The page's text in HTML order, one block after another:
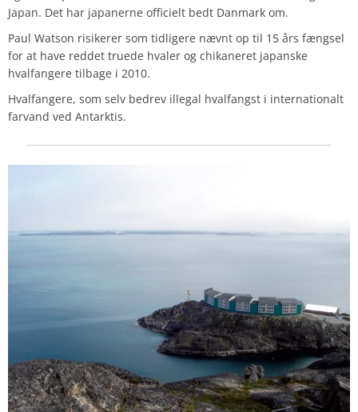
Japan. Det har japanerne officielt bedt Danmark om.
Paul Watson risikerer som tidligere nævnt op til 15 års fængsel
for at have reddet truede hvaler og chikaneret japanske
hvalfangere tilbage i 2010.
Hvalfangere, som selv bedrev illegal hvalfangst i internationalt
farvand ved Antarktis.